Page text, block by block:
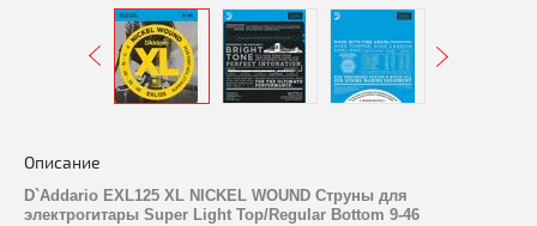
Описание
D`Addario EXL125 XL NICKEL WOUND Струны для
электрогитары Super Light Top/Regular Bottom 9-46